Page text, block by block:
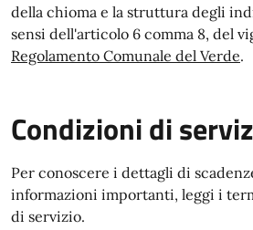
della chioma e la struttura degli
sensi dell'articolo 6 comma 8, del
Regolamento Comunale del Verde.
Condizioni di
Per conoscere i dettagli di
informazioni importanti, leggi i
di servizio.